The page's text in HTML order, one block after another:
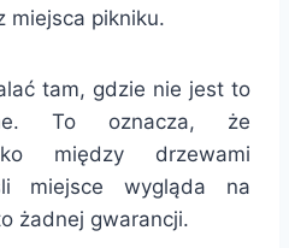
miejsca pikniku.
tam, gdzie nie jest to
To oznacza, że
między drzewami
miejsce wygląda na
żadnej gwarancji.